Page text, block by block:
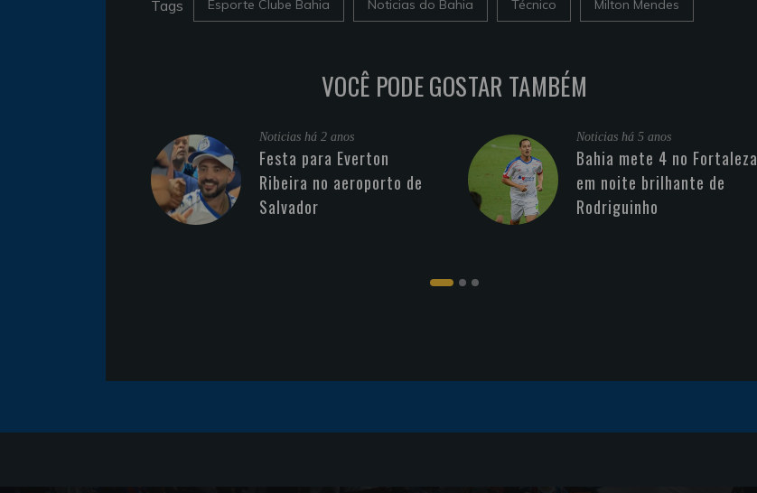
Tags Esporte Clube Bahia Noticias do Bahia Técnico Milton Mendes
VOCÊ PODE GOSTAR TAMBÉM
Noticias há 2 anos
Festa para Everton
Ribeira no aeroporto de
Salvador
Noticias há 5 anos
Bahia mete 4 no Fortaleza
em noite brilhante de
Rodriguinho